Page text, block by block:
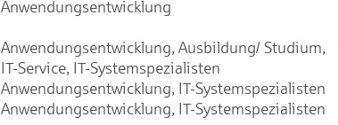
Anwendungsentwicklung
Anwendungsentwicklung, Ausbildung/ Studium,
IT-Service, IT-Systemspezialisten
Anwendungsentwicklung, IT-Systemspezialisten
Anwendungsentwicklung, IT-Systemspezialisten